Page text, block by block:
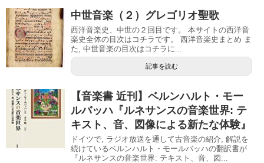
中世音楽（２）グレゴリオ聖歌
西洋音楽史、中世の２回目です。 本サイトの西洋音
楽史全体の目次はコチラです。 西洋音楽史まとめ ま
た, 中世音楽の目次はコチラに...
記事を読む
【音楽書 近刊】ベルンハルト・モー
ルバッハ『ルネサンスの音楽世界: テ
キスト、音、図像による新たな体験』
ドイツで, ラジオ放送を通して古音楽の紹介, 解説を
続けているベルンハルト・モールバッハの翻訳書が
『ルネサンスの音楽世界: テキスト、音、図...